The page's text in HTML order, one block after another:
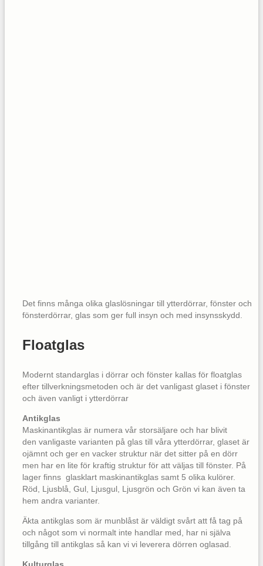
Det finns många olika glaslösningar till ytterdörrar, fönster och
fönsterdörrar, glas som ger full insyn och med insynsskydd.
Floatglas
Modernt standarglas i dörrar och fönster kallas för floatglas
efter tillverkningsmetoden och är det vanligast glaset i fönster
och även vanligt i ytterdörrar
Antikglas
Maskinantikglas är numera vår storsäljare och har blivit
den vanligaste varianten på glas till våra ytterdörrar, glaset är
ojämnt och ger en vacker struktur när det sitter på en dörr
men har en lite för kraftig struktur för att väljas till fönster. På
lager finns glasklart maskinantikglas samt 5 olika kulörer.
Röd, Ljusblå, Gul, Ljusgul, Ljusgrön och Grön vi kan även ta
hem andra varianter.
Äkta antikglas som är munblåst är väldigt svårt att få tag på
och något som vi normalt inte handlar med, har ni själva
tillgång till antikglas så kan vi vi leverera dörren oglasad.